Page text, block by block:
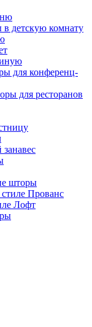
детскую комнату
для конференц-
для ресторанов
шторы
Прованс
Лофт